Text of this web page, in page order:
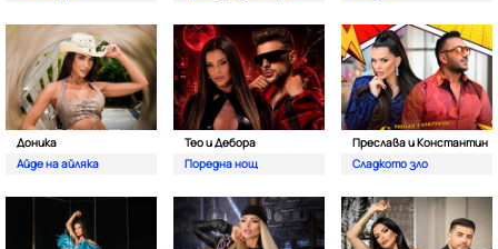
Доника
Айде на айляка
Тео и Дебора
Поредна нощ
Преслава и Константин
Сладкото зло